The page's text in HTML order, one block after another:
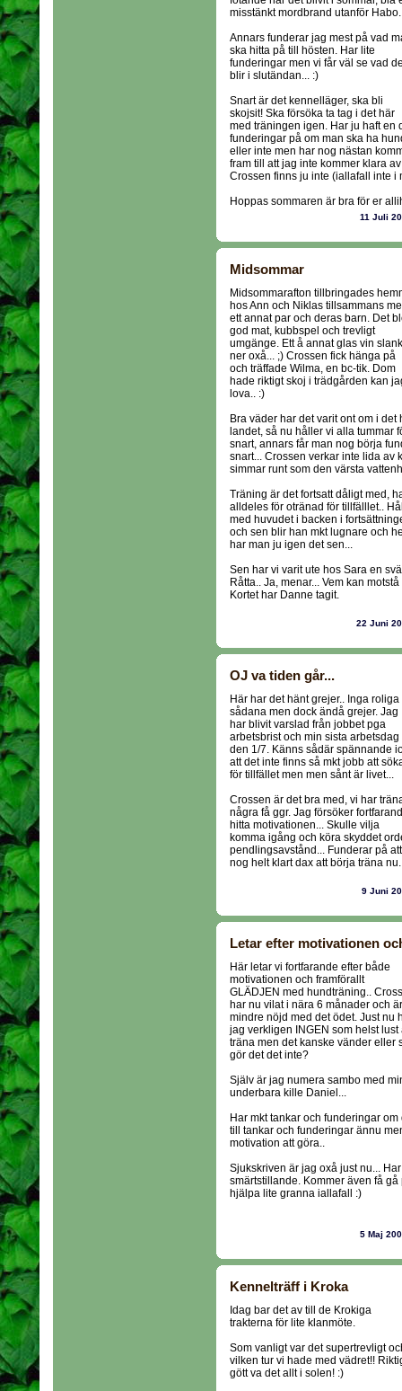
misstänkt mordbrand utanför Habo.
Annars funderar jag mest på vad
ska hitta på till hösten. Har lite
funderingar men vi får väl se vad
blir i slutändan... :)
Snart är det kennelläger, ska bli
skojsit! Ska försöka ta tag i det här
med träningen igen. Har ju haft en
funderingar på om man ska ha
eller inte men har nog nästan
fram till att jag inte kommer klara
Crossen finns ju inte (iallafall inte i
Hoppas sommaren är bra för er
11 Juli
Midsommar
Midsommarafton tillbringades
hos Ann och Niklas tillsammans
ett annat par och deras barn. Det
god mat, kubbspel och trevligt
umgänge. Ett å annat glas vin slank
ner oxå... ;) Crossen fick hänga på
och träffade Wilma, en bc-tik. Dom
hade riktigt skoj i trädgården kan
lova.. :)
Bra väder har det varit ont om i det
landet, så nu håller vi alla tummar
snart, annars får man nog börja
snart... Crossen verkar inte lida av
simmar runt som den värsta
Träning är det fortsatt dåligt med,
alldeles för otränad för tillfälllet..
med huvudet i backen i
och sen blir han mkt lugnare och
har man ju igen det sen...
Sen har vi varit ute hos Sara en
Råtta.. Ja, menar... Vem kan
Kortet har Danne tagit.
22 Juni
OJ va tiden går...
Här har det hänt grejer.. Inga roliga
sådana men dock ändå grejer. Jag
har blivit varslad från jobbet pga
arbetsbrist och min sista arbetsdag
den 1/7. Känns sådär spännande
att det inte finns så mkt jobb att
för tillfället men men sånt är livet...
Crossen är det bra med, vi har
några få ggr. Jag försöker
hitta motivationen... Skulle vilja
komma igång och köra skyddet
pendlingsavstånd... Funderar på
nog helt klart dax att börja träna
9 Juni
Letar efter motivationen
Här letar vi fortfarande efter både
motivationen och framförallt
GLÄDJEN med hundträning..
har nu vilat i nära 6 månader och är
mindre nöjd med det ödet. Just nu
jag verkligen INGEN som helst lust
träna men det kanske vänder eller
gör det det inte?
Själv är jag numera sambo med
underbara kille Daniel...
Har mkt tankar och funderingar
till tankar och funderingar ännu
motivation att göra..
Sjukskriven är jag oxå just nu...
smärtstillande. Kommer även få
hjälpa lite granna iallafall :)
5 Maj
Kennelträff i Kroka
Idag bar det av till de Krokiga
trakterna för lite klanmöte.
Som vanligt var det supertrevligt
vilken tur vi hade med vädret!!
gött va det allt i solen! :)